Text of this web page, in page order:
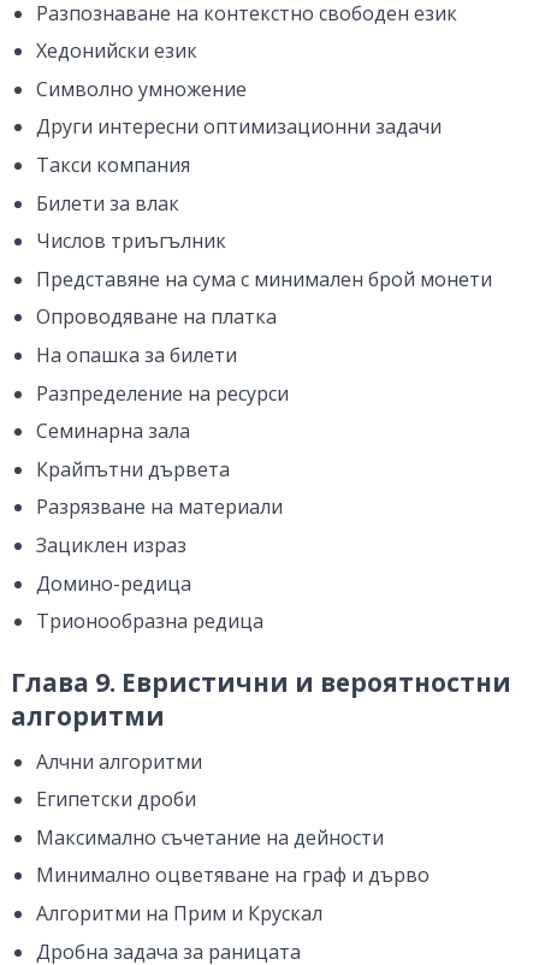
Разпознаване на контекстно свободен език
Хедонийски език
Символно умножение
Други интересни оптимизационни задачи
Такси компания
Билети за влак
Числов триъгълник
Представяне на сума с минимален брой монети
Опроводяване на платка
На опашка за билети
Разпределение на ресурси
Семинарна зала
Крайпътни дървета
Разрязване на материали
Зациклен израз
Домино-редица
Трионообразна редица
Глава 9. Евристични и вероятностни
алгоритми
Алчни алгоритми
Египетски дроби
Максимално съчетание на дейности
Минимално оцветяване на граф и дърво
Алгоритми на Прим и Крускал
Дробна задача за раницата